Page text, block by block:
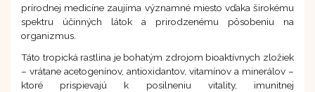
prírodnej medicíne zaujíma významné miesto vďaka širokému
spektru účinných látok a prirodzenému pôsobeniu na
organizmus.
Táto tropická rastlina je bohatým zdrojom bioaktívnych zložiek
– vrátane acetogenínov, antioxidantov, vitamínov a minerálov –
ktoré prispievajú k posilneniu vitality, imunitnej